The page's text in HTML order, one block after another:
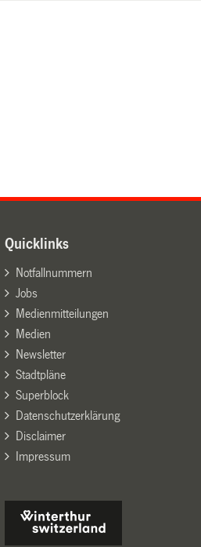
Quicklinks
Notfallnummern
Jobs
Medienmitteilungen
Medien
Newsletter
Stadtpläne
Superblock
Datenschutzerklärung
Disclaimer
Impressum